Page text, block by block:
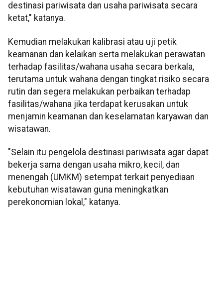
destinasi pariwisata dan usaha pariwisata secara
ketat," katanya.
Kemudian melakukan kalibrasi atau uji petik
keamanan dan kelaikan serta melakukan perawatan
terhadap fasilitas/wahana usaha secara berkala,
terutama untuk wahana dengan tingkat risiko secara
rutin dan segera melakukan perbaikan terhadap
fasilitas/wahana jika terdapat kerusakan untuk
menjamin keamanan dan keselamatan karyawan dan
wisatawan.
"Selain itu pengelola destinasi pariwisata agar dapat
bekerja sama dengan usaha mikro, kecil, dan
menengah (UMKM) setempat terkait penyediaan
kebutuhan wisatawan guna meningkatkan
perekonomian lokal," katanya.